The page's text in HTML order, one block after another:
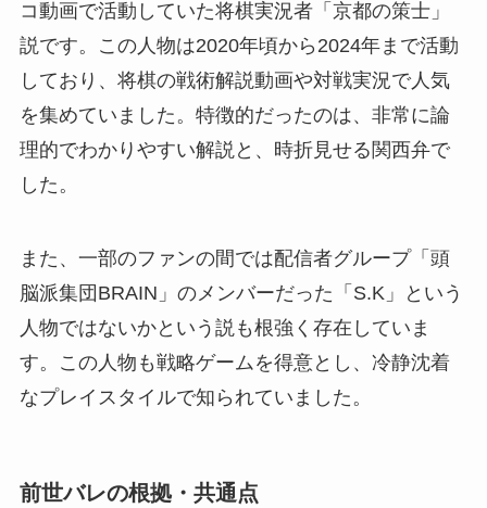
コ動画で活動していた将棋実況者「京都の策士」
説です。この人物は2020年頃から2024年まで活動
しており、将棋の戦術解説動画や対戦実況で人気
を集めていました。特徴的だったのは、非常に論
理的でわかりやすい解説と、時折見せる関西弁で
した。
また、一部のファンの間では配信者グループ「頭
脳派集団BRAIN」のメンバーだった「S.K」という
人物ではないかという説も根強く存在していま
す。この人物も戦略ゲームを得意とし、冷静沈着
なプレイスタイルで知られていました。
前世バレの根拠・共通点